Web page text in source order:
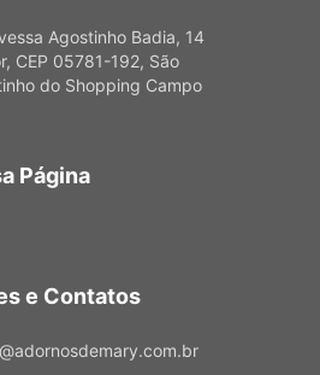
Agostinho Badia, 14
CEP 05781-192, São
do Shopping Campo
Página
e Contatos